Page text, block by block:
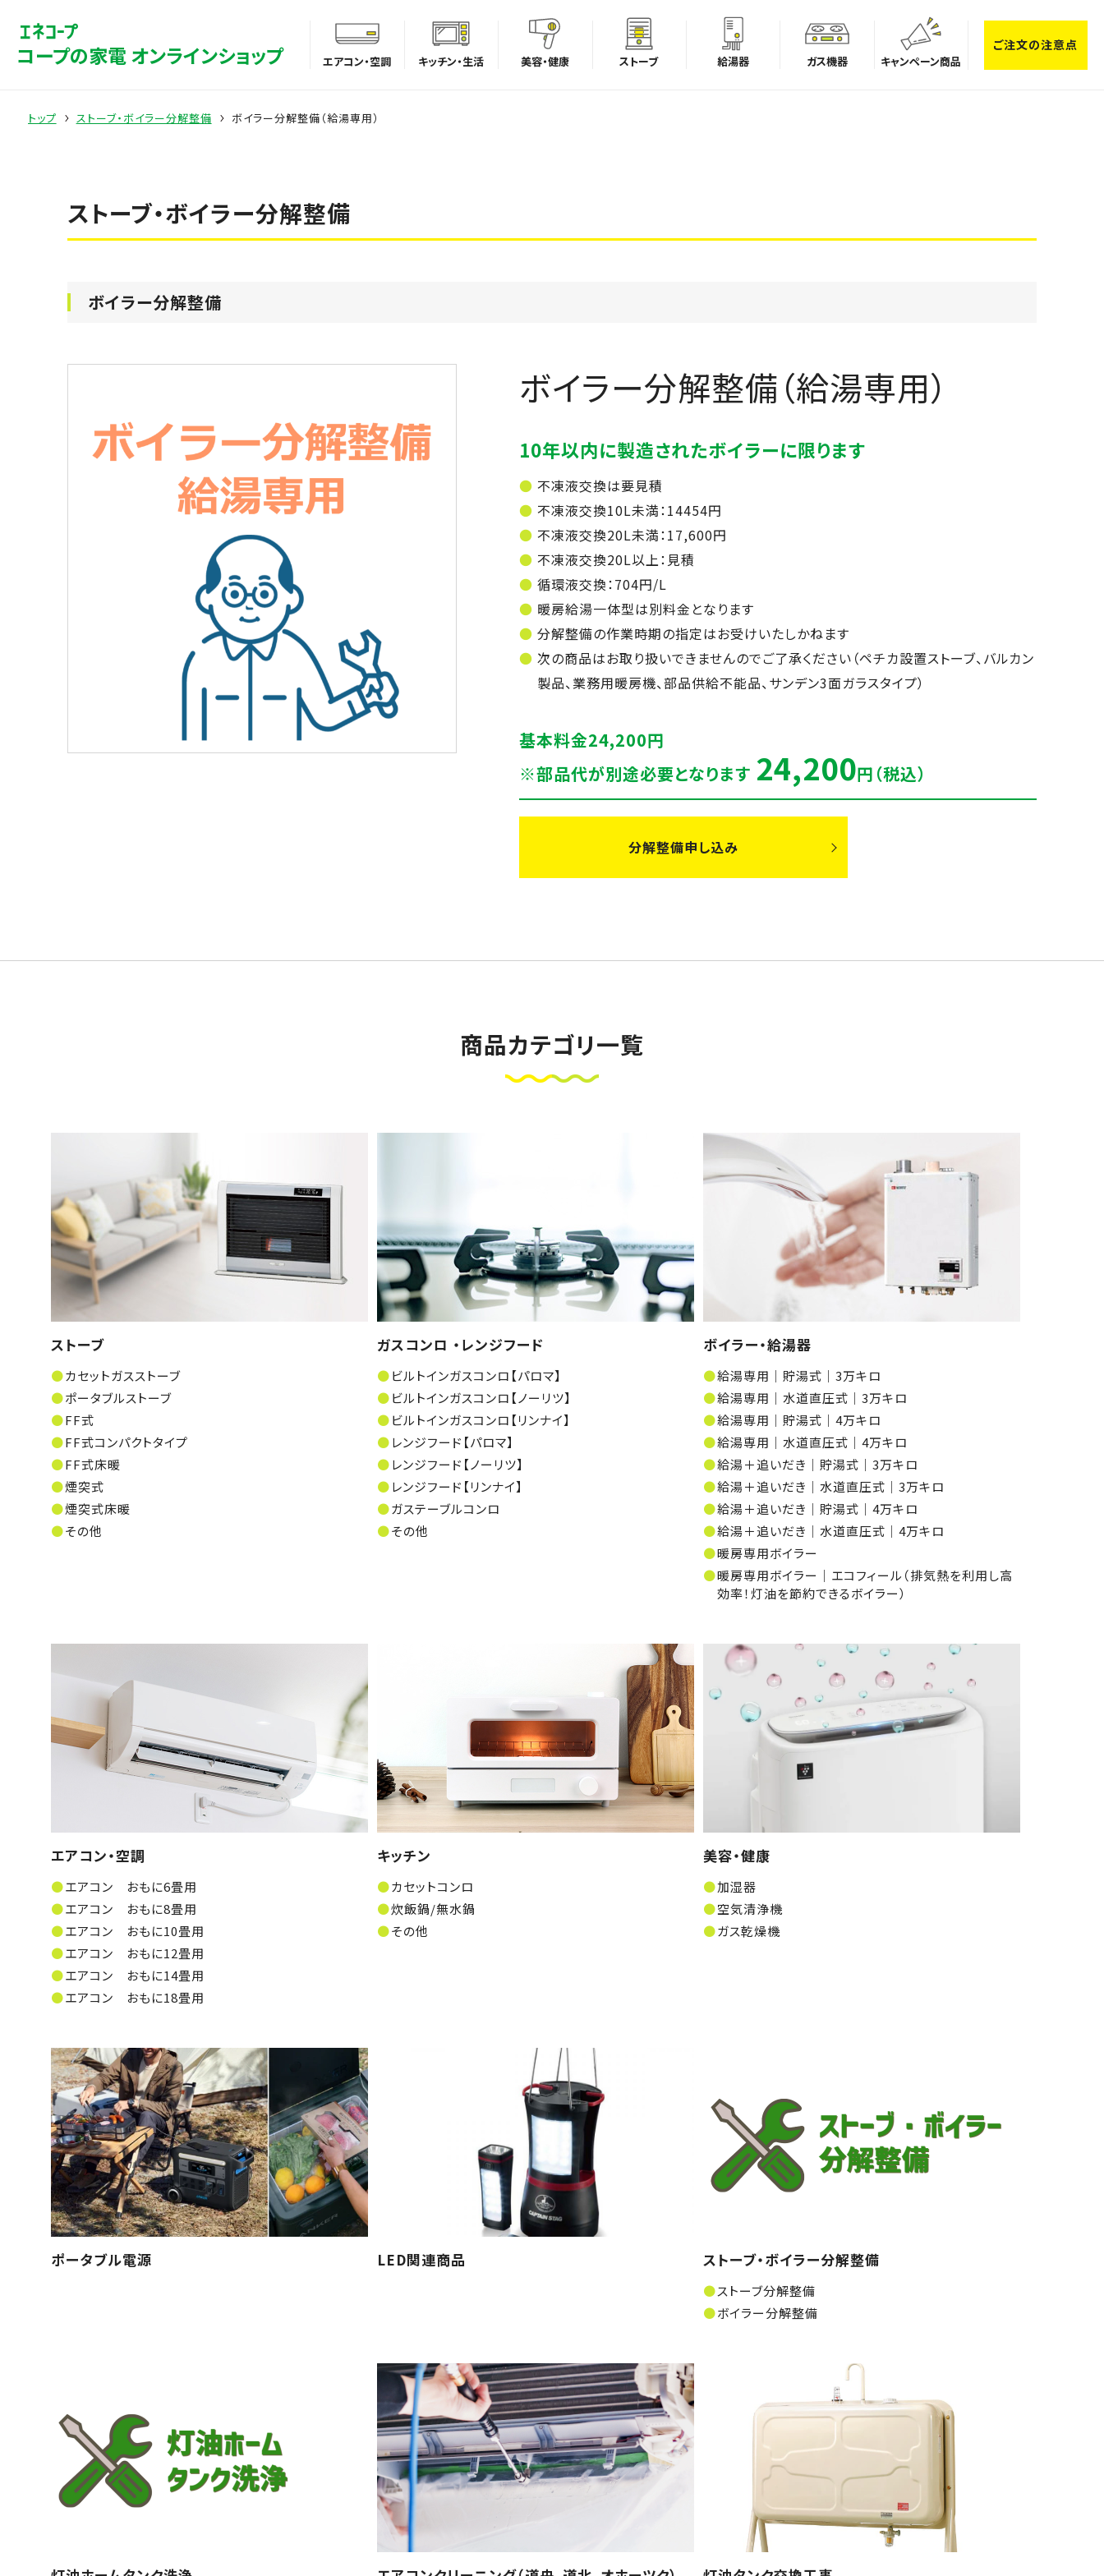
コープの家電 オンラインショップ エアコン・空調 キッチン・生活 美容・健康 ストーブ 給湯器 ガス機器 キャンペーン商品
ご注文の注意点
トップ ストーブ・ボイラー分解整備 ボイラー分解整備（給湯専用）
ストーブ・ボイラー分解整備
ボイラー分解整備
ボイラー分解整備（給湯専用）
10年以内に製造されたボイラーに限ります
不凍液交換は要見積
不凍液交換10L未満：14454円
不凍液交換20L未満：17,600円
不凍液交換20L以上：見積
循環液交換：704円/L
暖房給湯一体型は別料金となります
分解整備の作業時期の指定はお受けいたしかねます
次の商品はお取り扱いできませんのでご了承ください（ペチカ設置ストーブ、バルカン
製品、業務用暖房機、部品供給不能品、サンデン3面ガラスタイプ）
基本料金24,200円
※部品代が別途必要となります 24,200円（税込）
分解整備申し込み
商品カテゴリ一覧
ストーブ
カセットガスストーブ
ポータブルストーブ
FF式
FF式コンパクトタイプ
FF式床暖
煙突式
煙突式床暖
その他
ガスコンロ ・レンジフード
ビルトインガスコンロ【パロマ】
ビルトインガスコンロ【ノーリツ】
ビルトインガスコンロ【リンナイ】
レンジフード【パロマ】
レンジフード【ノーリツ】
レンジフード【リンナイ】
ガステーブルコンロ
その他
ボイラー・給湯器
給湯専用│貯湯式│3万キロ
給湯専用│水道直圧式│3万キロ
給湯専用│貯湯式│4万キロ
給湯専用│水道直圧式│4万キロ
給湯＋追いだき│貯湯式│3万キロ
給湯＋追いだき│水道直圧式│3万キロ
給湯＋追いだき│貯湯式│4万キロ
給湯＋追いだき│水道直圧式│4万キロ
暖房専用ボイラー
暖房専用ボイラー│エコフィール（排気熱を利用し高
効率！灯油を節約できるボイラー）
エアコン・空調
エアコン おもに6畳用
エアコン おもに8畳用
エアコン おもに10畳用
エアコン おもに12畳用
エアコン おもに14畳用
エアコン おもに18畳用
キッチン
カセットコンロ
炊飯鍋/無水鍋
その他
美容・健康
加湿器
空気清浄機
ガス乾燥機
ポータブル電源 LED関連商品 ストーブ・ボイラー分解整備
ストーブ分解整備
ボイラー分解整備